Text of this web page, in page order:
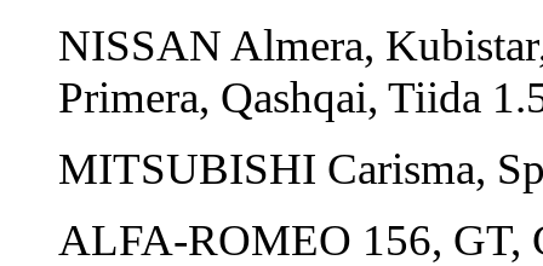
NISSAN Almera,
Primera, Qashqai, Tiida
MITSUBISHI Carisma,
ALFA-ROMEO 156, GT,